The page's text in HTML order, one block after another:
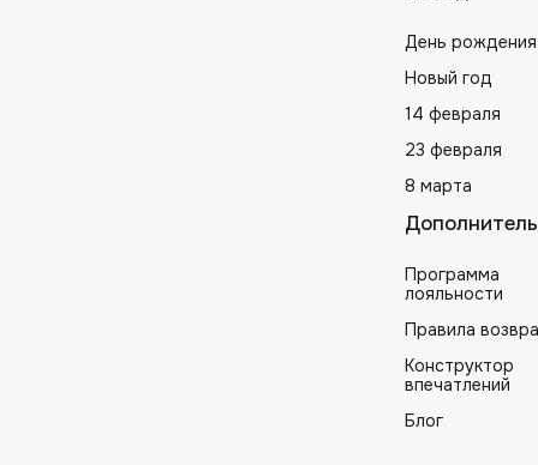
День рождения
Новый год
14 февраля
23 февраля
8 марта
Программа
лояльности
Правила
Конструктор
впечатлений
Блог